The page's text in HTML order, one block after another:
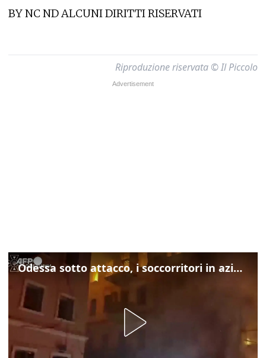
BY NC ND ALCUNI DIRITTI RISERVATI
Riproduzione riservata © Il Piccolo
Odessa sotto attacco, i soccorritori in azione